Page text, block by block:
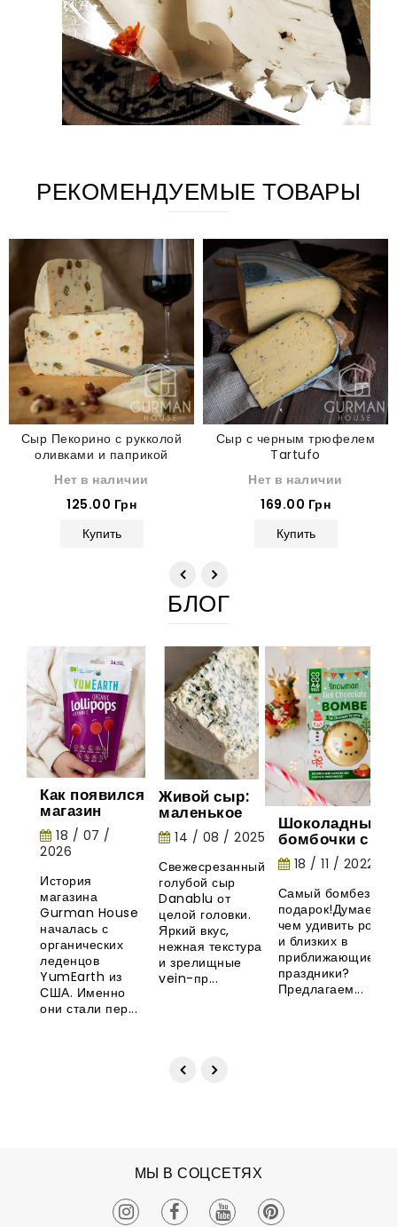
РЕКОМЕНДУЕМЫЕ ТОВАРЫ
Сыр Пекорино с рукколой
оливками и паприкой
Нет в наличии
125.00 Грн
Купить
Сыр с черным трюфелем
Tartufo
Нет в наличии
169.00 Грн
Купить
БЛОГ
Как появился
магазин
Gurman
House:
история
органических
леденцов
YumEarth
18 / 07 /
2026
История
магазина
Gurman House
началась с
органических
леденцов
YumEarth из
США. Именно
они стали пер...
Живой сыр:
маленькое
шоу природы
14 / 08 / 2025
Свежесрезанный
голубой сыр
Danablu от
целой головки.
Яркий вкус,
нежная текстура
и зрелищные
vein-пр...
Шоколадные
бомбочки с
маршмеллоу -
необычная
новинка из
18 / 11 / 2022
Самый бомбезный
подарок!Думаете,
чем удивить
и близких в
приближающиеся
праздники?
Предлагаем...
МЫ В СОЦСЕТЯХ